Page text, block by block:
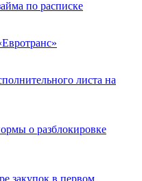
по расписке
листа на
о разблокировке
закупок в первом